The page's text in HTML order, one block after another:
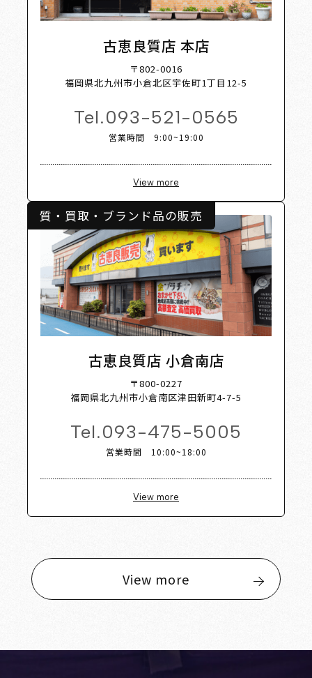
古恵良質店 本店
〒802-0016
福岡県北九州市小倉北区宇佐町1丁目12-5
Tel.093-521-0565
営業時間 9:00~19:00
View more
質・買取・ブランド品の販売
古恵良質店 小倉南店
〒800-0227
福岡県北九州市小倉南区津田新町4-7-5
Tel.093-475-5005
営業時間 10:00~18:00
View more
View more